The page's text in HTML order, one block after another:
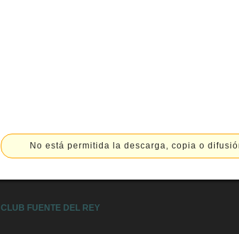
No está permitida la descarga, copia o
CLUB FUENTE DEL REY